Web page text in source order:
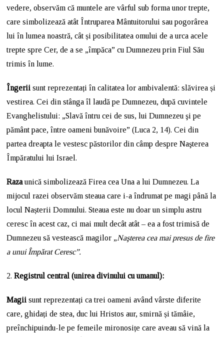
vedere, observăm că muntele are vârful sub forma unor trepte,
care simbolizează atât Întruparea Mântuitorului sau pogorârea
lui în lumea noastră, cât și posibilitatea omului de a urca acele
trepte spre Cer, de a se „împăca” cu Dumnezeu prin Fiul Său
trimis în lume.
Îngeriisunt reprezentați în calitatea lor ambivalentă: slăvirea și
vestirea. Cei din stânga îl laudă pe Dumnezeu, după cuvintele
Evanghelistului: „Slavă întru cei de sus, lui Dumnezeu şi pe
pământ pace, între oameni bunăvoire” (Luca 2, 14). Cei din
partea dreapta le vestesc păstorilor din câmp despre Naşterea
Împăratului lui Israel.
Razaunică simbolizează Firea cea Una a lui Dumnezeu. La
mijocul razei observăm steaua care i-a îndrumat pe magi până la
locul Nașterii Domnului. Steaua este nu doar un simplu astru
ceresc în acest caz, ci mai mult decât atât – ea a fost trimisă de
Dumnezeu să vestească magilor „Naşterea cea mai presus de fire
a unui Împărat Ceresc”.
2.Registrul central (unirea divinului cu umanul):
Magiisunt reprezentați ca trei oameni având vârste diferite
care, ghidați de stea, duc lui Hristos aur, smirnă și tămâie,
preînchipuindu-le pe femeile mironosițe care aveau să vină la